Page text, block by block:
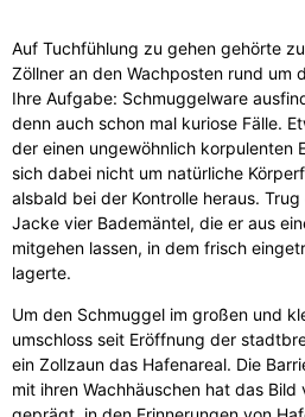
Auf Tuchfühlung zu gehen gehörte
Zöllner an den Wachposten rund um
Ihre Aufgabe: Schmuggelware
denn auch schon mal kuriose Fälle.
der einen ungewöhnlich korpulenten
sich dabei nicht um natürliche
alsbald bei der Kontrolle heraus.
Jacke vier Bademäntel, die er aus
mitgehen lassen, in dem frisch
lagerte.
Um den Schmuggel im großen und
umschloss seit Eröffnung der
ein Zollzaun das Hafenareal. Die
mit ihren Wachhäuschen hat das